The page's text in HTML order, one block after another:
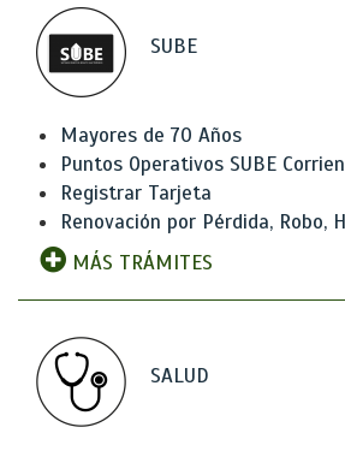
SUBE
Mayores de 70 Años
Puntos Operativos SUBE
Registrar Tarjeta
Renovación por Pérdida, Robo,
MÁS TRÁMITES
SALUD